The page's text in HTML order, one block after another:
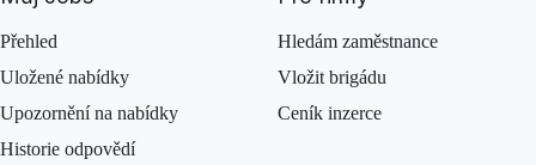
Přehled
Uložené nabídky
Upozornění na nabídky
Historie odpovědí
Hledám zaměstnance
Vložit brigádu
Ceník inzerce